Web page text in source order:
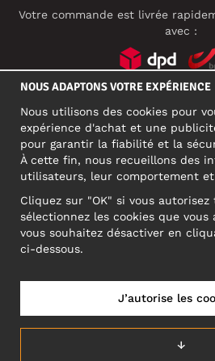
Votre commande est livrée
avec :
ADRESSE
Narva mnt 5, EE-
Reg:
ATTENTION ! N'envoyez pas les
BELGIUM/
NOUS ADAPTONS VOTRE EXPÉRIENCE
Nous utilisons des cookies pour
expérience d'achat et une
pour garantir la fiabilité et la
À cette fin, nous recueillons des
utilisateurs, leur comportement
Cliquez sur "OK" si vous autorisez
sélectionnez les cookies que
vous souhaitez désactiver en
ci-dessous.
↓
J’autorise les